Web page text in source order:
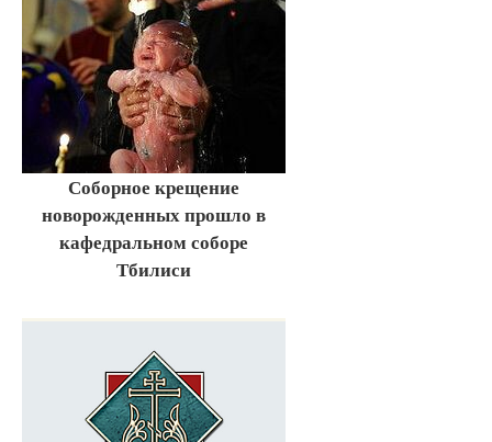
Соборное крещение
новорожденных прошло в
кафедральном соборе
Тбилиси